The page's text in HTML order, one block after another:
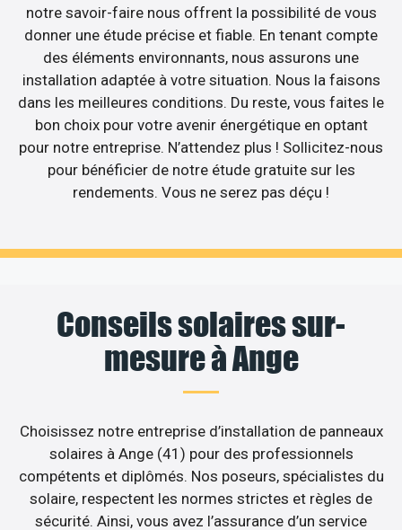
notre savoir-faire nous offrent la possibilité de vous
donner une étude précise et fiable. En tenant compte
des éléments environnants, nous assurons une
installation adaptée à votre situation. Nous la faisons
dans les meilleures conditions. Du reste, vous faites le
bon choix pour votre avenir énergétique en optant
pour notre entreprise. N’attendez plus ! Sollicitez-nous
pour bénéficier de notre étude gratuite sur les
rendements. Vous ne serez pas déçu !
Conseils solaires sur-
mesure à Ange
Choisissez notre entreprise d’installation de panneaux
solaires à Ange (41) pour des professionnels
compétents et diplômés. Nos poseurs, spécialistes du
solaire, respectent les normes strictes et règles de
sécurité. Ainsi, vous avez l’assurance d’un service